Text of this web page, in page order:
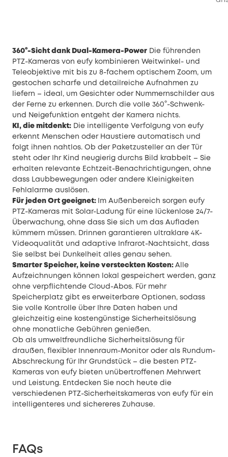
360°-Sicht dank Dual-Kamera-Power Die führenden
PTZ-Kameras von eufy kombinieren Weitwinkel- und
Teleobjektive mit bis zu 8-fachem optischem Zoom, um
gestochen scharfe und detailreiche Aufnahmen zu
liefern – ideal, um Gesichter oder Nummernschilder aus
der Ferne zu erkennen. Durch die volle 360°-Schwenk-
und Neigefunktion entgeht der Kamera nichts.
KI, die mitdenkt: Die intelligente Verfolgung von eufy
erkennt Menschen oder Haustiere automatisch und
folgt ihnen nahtlos. Ob der Paketzusteller an der Tür
steht oder Ihr Kind neugierig durchs Bild krabbelt – Sie
erhalten relevante Echtzeit-Benachrichtigungen, ohne
dass Laubbewegungen oder andere Kleinigkeiten
Fehlalarme auslösen.
Für jeden Ort geeignet:
Im Außenbereich sorgen eufy
PTZ-Kameras mit Solar-Ladung für eine lückenlose 24/7-
Überwachung, ohne dass Sie sich um das Aufladen
kümmern müssen. Drinnen garantieren ultraklare 4K-
Videoqualität und adaptive Infrarot-Nachtsicht, dass
Sie selbst bei Dunkelheit alles genau sehen.
Smarter Speicher, keine versteckten Kosten: Alle
Aufzeichnungen können lokal gespeichert werden, ganz
ohne verpflichtende Cloud-Abos. Für mehr
Speicherplatz gibt es erweiterbare Optionen, sodass
Sie volle Kontrolle über Ihre Daten haben und
gleichzeitig eine kostengünstige Sicherheitslösung
ohne monatliche Gebühren genießen.
Ob als umweltfreundliche Sicherheitslösung für
draußen, flexibler Innenraum-Monitor oder als Rundum-
Abschreckung für Ihr Grundstück – die besten PTZ-
Kameras von eufy bieten unübertroffenen Mehrwert
und Leistung. Entdecken Sie noch heute die
verschiedenen PTZ-Sicherheitskameras von eufy für ein
intelligenteres und sichereres Zuhause.
FAQs